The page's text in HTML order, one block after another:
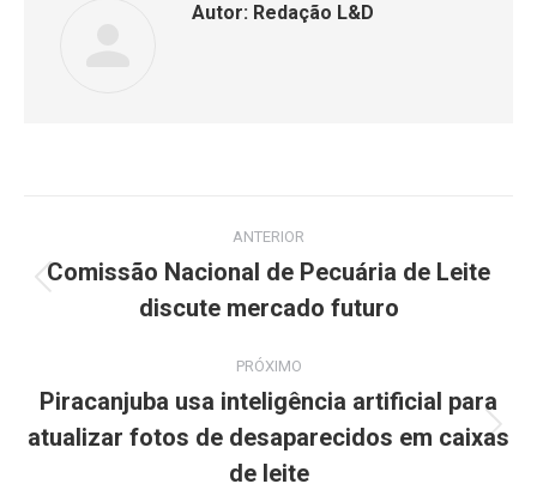
Autor: Redação L&D
ANTERIOR
Comissão Nacional de Pecuária de Leite
discute mercado futuro
PRÓXIMO
Piracanjuba usa inteligência artificial para
atualizar fotos de desaparecidos em caixas
de leite